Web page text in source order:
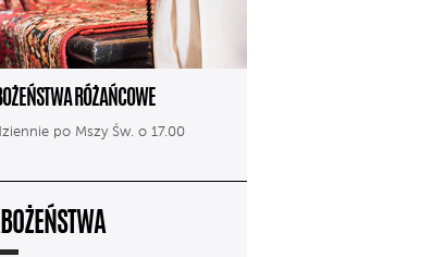
RÓŻAŃCOWE
po Mszy Św. o 17.00